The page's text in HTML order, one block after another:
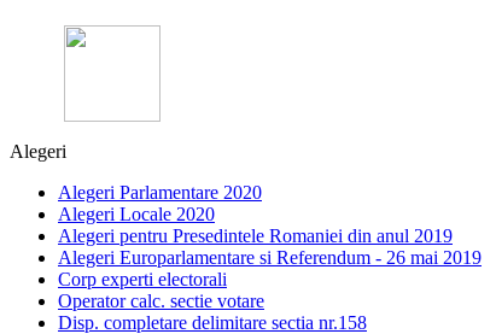
Alegeri
Alegeri Parlamentare 2020
Alegeri Locale 2020
Alegeri pentru Presedintele Romaniei din anul 2019
Alegeri Europarlamentare si Referendum - 26 mai 2019
Corp experti electorali
Operator calc. sectie votare
Disp. completare delimitare sectia nr.158